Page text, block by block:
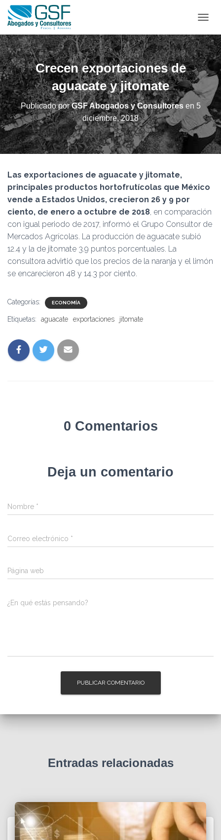
A
M
B
I
A
M
O
O
D
E
N
A
G
I
Ó
Crecen exportaciones de
aguacate y jitomate
Publicado porGSF Abogados y Consultoresen 5
diciembre, 2018
Las exportaciones de aguacate y jitomate,
principales productos hortofrutícolas que México
vende a Estados Unidos, crecieron 26 y 9 por
ciento, de enero a octubre de 2018, en comparación
con igual periodo de 2017, informó el Grupo Consultor de
Mercados Agrícolas. La producción de aguacate subió
12.4 y la de jitomate 3.9 puntos porcentuales. La
consultora advirtió que los precios de la naranja y el limón
se encarecieron 48 y 14.3 por ciento.
Categorías: ECONOMÍA
Etiquetas: aguacate exportaciones jitomate
0 Comentarios
Deja un comentario
Nombre *
Correo electrónico *
Página web
¿En qué estás pensando?
Entradas relacionadas